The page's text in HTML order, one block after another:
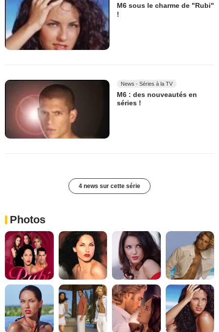
M6 sous le charme de "Rubi"
!
News - Séries à la TV
M6 : des nouveautés en
séries !
4 news sur cette série
Photos